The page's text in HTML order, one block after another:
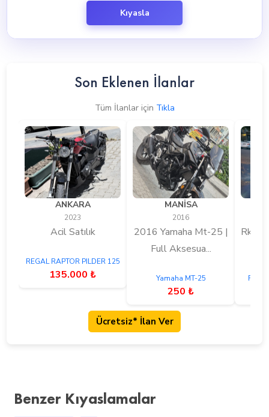
Kıyasla
Son Eklenen İlanlar
Tüm İlanlar için Tıkla
ANKARA
2023
Acil Satılık
REGAL RAPTOR PILDER 125
135.000 ₺
MANİSA
2016
2016 Yamaha Mt-25 |
Full Aksesua...
Yamaha MT-25
250 ₺
Rks
RKS
Ücretsiz* İlan Ver
Benzer Kıyaslamalar